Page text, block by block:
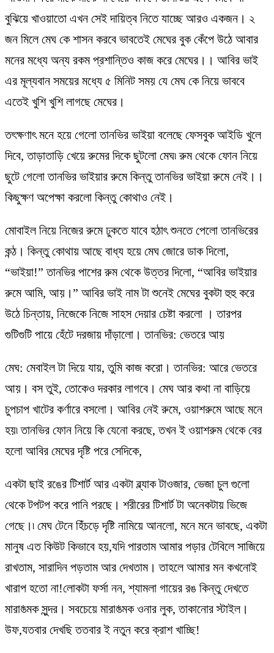
বুঝিয়ে খাওয়াতো এখন সেই দায়িত্ব নিতে যাচ্ছে আরও একজন। ২
জন মিলে মেঘ কে শাসন করবে ভাবতেই মেঘের বুক কেঁপে উঠে আবার
মনের মধ্যে অন্য রকম প্রশান্তিও কাজ করে মেঘের।। আবির ভাই
এর মূল্যবান সময়ের মধ্যে ৫ মিনিট সময় যে মেঘ কে নিয়ে ভাববে
এতেই খুশি খুশি লাগছে মেঘের।
তৎক্ষণাৎ মনে হয়ে গেলো তানভির ভাইয়া বলেছে ফেসবুক আইডি খুলে
দিবে, তাড়াতাড়ি খেয়ে রুমের দিকে ছুটলো মেঘ৷ রুম থেকে ফোন নিয়ে
ছুটে গেলো তানভির ভাইয়ার রুমে কিন্তু তানভির ভাইয়া রুমে নেই।।
কিছুক্ষণ অপেক্ষা করলো কিন্তু কোথাও নেই।
মোবাইল নিয়ে নিজের রুমে ঢুকতে যাবে হঠাৎ শুনতে পেলো তানভিরের
কন্ঠ। কিন্তু কোথায় আছে বাধ্য হয়ে মেঘ জোরে ডাক দিলো,
“ভাইয়া!” তানভির পাশের রুম থেকে উত্তর দিলো, “আবির ভাইয়ার
রুমে আমি, আয়।” আবির ভাই নাম টা শুনেই মেঘের বুকটা হুহু করে
উঠে চিন্তায়, নিজেকে নিজে সাহস দেয়ার চেষ্টা করলো । তারপর
গুটিগুটি পায়ে হেঁটে দরজায় দাঁড়ালো। তানভির: ভেতরে আয়
মেঘ: মেবাইল টা দিয়ে যায়, তুমি কাজ করো। তানভির: আরে ভেতরে
আয়। বস তুই, তোকেও দরকার লাগবে। মেঘ আর কথা না বাড়িয়ে
চুপচাপ খাটের কর্ণারে বসলো। আবির নেই রুমে, ওয়াশরুমে আছে মনে
হয়৷ তানভির ফোন নিয়ে কি যেনো করছে, তখন ই ওয়াশরুম থেকে বের
হলো আবির মেঘের দৃষ্টি পরে সেদিকে,
একটা ছাই রঙের টিশার্ট আর একটা ব্ল্যাক টাওজার, ভেজা চুল গুলো
থেকে টপটপ করে পানি পরছে। শরীরের টিশার্ট টা অনেকটায় ভিজে
গেছে।৷ মেঘ টেনে হিঁচড়ে দৃষ্টি নামিয়ে আনলো, মনে মনে ভাবছে, একটা
মানুষ এত কিউট কিভাবে হয়,যদি পারতাম আমার পড়ার টেবিলে সাজিয়ে
রাখতাম, সারাদিন পড়তাম আর দেখতাম। তাহলে আমার মন কখনোই
খারাপ হতো না!লোকটা ফর্সা নন, শ্যামলা গায়ের রঙ কিন্তু দেখতে
মারা*ত্মক সুন্দর। সবচেয়ে মারা*ত্মক ওনার লুক, তাকানোর স্টাইল।
উফ,যতবার দেখছি ততবার ই নতুন করে ক্রাশ খাচ্ছি!